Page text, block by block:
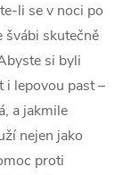
li se v noci po
švábi skutečně
si byli
i lepovou past –
a jakmile
nejen jako
proti